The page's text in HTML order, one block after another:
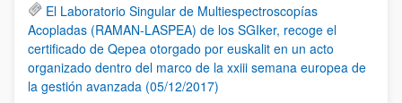
El Laboratorio Singular de Multiespectroscopías
Acopladas (RAMAN-LASPEA) de los SGIker, recoge el
certificado de Qepea otorgado por euskalit en un acto
organizado dentro del marco de la xxiii semana europea de
la gestión avanzada (05/12/2017)